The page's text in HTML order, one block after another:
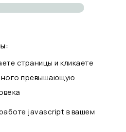
страницы и кликаете
превышающую
javascript в вашем